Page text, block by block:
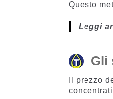
Questo
Leggi
Gli
Il prezzo